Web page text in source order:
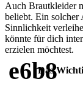
Auch Brautkleider
beliebt. Ein solcher
Sinnlichkeit
könnte für dich
erzielen möchtest.
Das